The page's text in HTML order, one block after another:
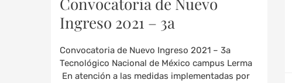
Ingreso 2021 – 3a
Convocatoria de Nuevo Ingreso 2021 – 3a
Tecnológico Nacional de México campus Lerma
En atención a las medidas implementadas por